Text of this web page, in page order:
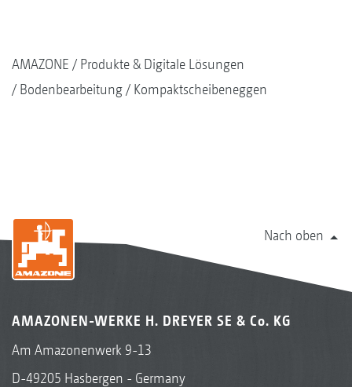
AMAZONE
Produkte & Digitale Lösungen
Bodenbearbeitung
Kompaktscheibeneggen
Nach oben
AMAZONEN-WERKE H. DREYER SE & Co. KG
Am Amazonenwerk 9-13
D-49205 Hasbergen - Germany